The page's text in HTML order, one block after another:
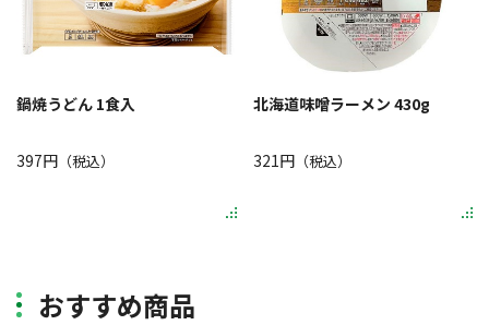
鍋焼うどん 1食入
397円 （税込）
北海道味噌ラーメン 430g
321円（税込）
おすすめ商品